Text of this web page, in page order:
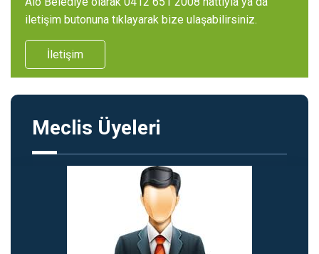
iletişim butonuna tıklayarak bize ulaşabilirsiniz.
İletişim
Meclis Üyeleri